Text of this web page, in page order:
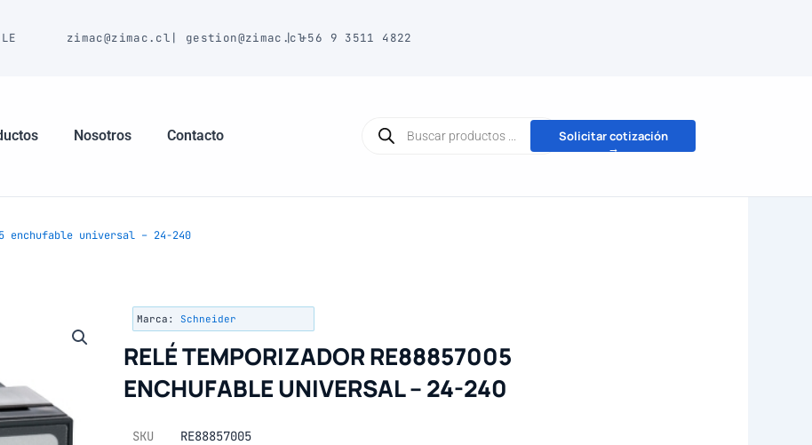
zimac@zimac.cl | gestion@zimac.cl
|+56 9 3511 4822
Nosotros Contacto
productos
Solicitar cotización
→
enchufable universal – 24-240
Marca: Schneider
RELÉ TEMPORIZADOR RE88857005
ENCHUFABLE UNIVERSAL – 24-240
SKU RE88857005